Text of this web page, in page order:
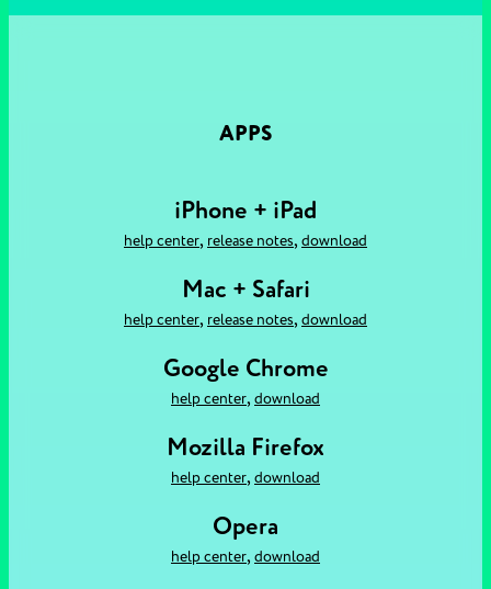
APPS
iPhone + iPad
help center, release notes, download
Mac + Safari
help center, release notes, download
Google Chrome
help center, download
Mozilla Firefox
help center, download
Opera
help center, download